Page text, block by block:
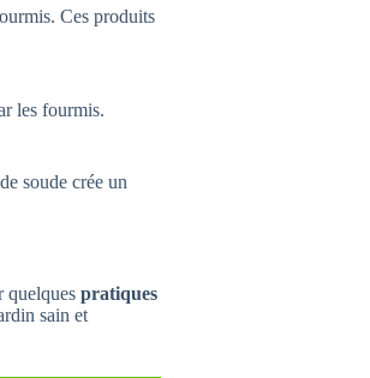
Ces produits
les fourmis.
soude crée un
quelques pratiques
sain et